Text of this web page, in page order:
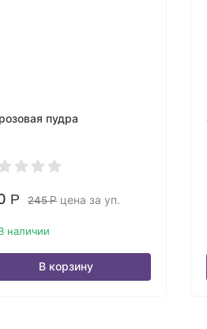
пудра
Р 245Р цена за уп.
наличии
В корзину